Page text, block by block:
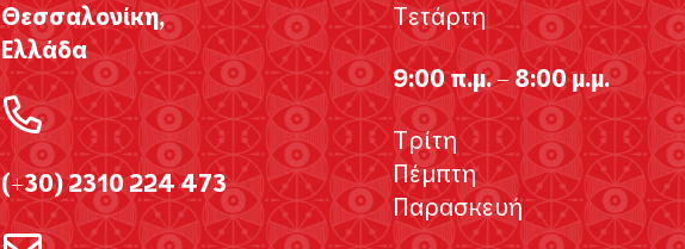
Θεσσαλονίκη,
Ελλάδα
(+30) 2310 224 473
Τετάρτη
9:00 π.μ. – 8:00 μ.μ.
Τρίτη
Πέμπτη
Παρασκευή